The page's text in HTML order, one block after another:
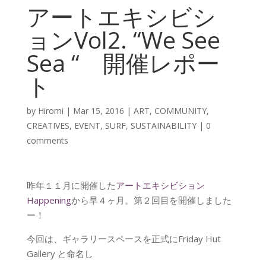
アートエキシビシ
ョンVol2. “We See
Sea “ 開催レポー
ト
by Hiromi | Mar 15, 2016 | ART, COMMUNITY,
CREATIVES, EVENT, SURF, SUSTAINABILITY| 0
comments
昨年１１月に開催したアートエキシビション
Happeningから早４ヶ月。第２回目を開催しました
ー！
今回は、ギャラリースペースを正式にFriday Hut
Gallery と命名し